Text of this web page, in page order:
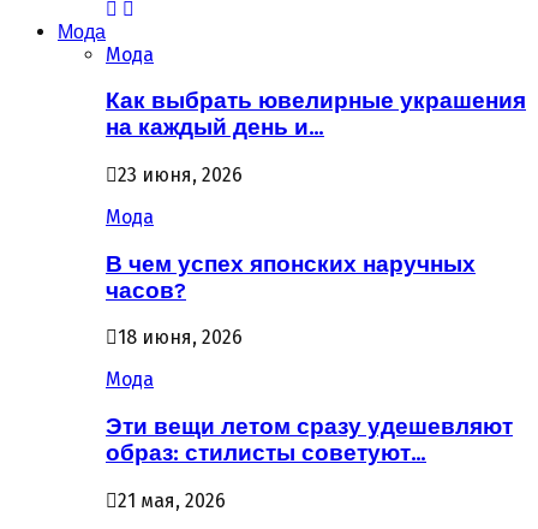
Мода
Мода
Как выбрать ювелирные украшения
на каждый день и…
23 июня, 2026
Мода
В чем успех японских наручных
часов?
18 июня, 2026
Мода
Эти вещи летом сразу удешевляют
образ: стилисты советуют…
21 мая, 2026